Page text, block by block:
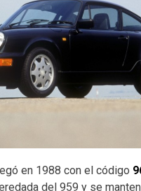
en 1988 con el código
del 959 y se